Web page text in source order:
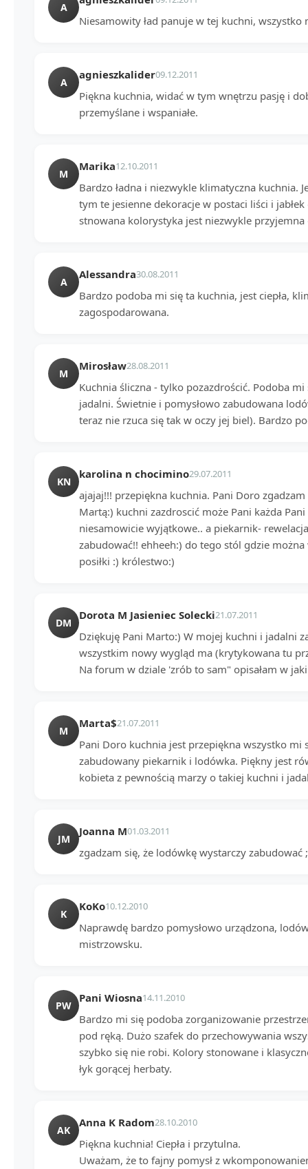
A
Niesamowity ład panuje w tej kuchni, wszystko
A
agnieszkalider09.12.2011
Piękna kuchnia, widać w tym wnętrzu pasję i
przemyślane i wspaniałe.
M
Marika12.10.2011
Bardzo ładna i niezwykle klimatyczna kuchnia.
tym te jesienne dekoracje w postaci liści i
stnowana kolorystyka jest niezwykle przyjemna
A
Alessandra30.08.2011
Bardzo podoba mi się ta kuchnia, jest ciepła,
zagospodarowana.
M
Mirosław28.08.2011
Kuchnia śliczna - tylko pozazdrościć. Podoba
jadalni. Świetnie i pomysłowo zabudowana
teraz nie rzuca się tak w oczy jej biel). Bardzo
KN
karolina n chocimino29.07.2011
ajajaj!!! przepiękna kuchnia. Pani Doro
Martą:) kuchni zazdroscić może Pani każda
niesamowicie wyjątkowe.. a piekarnik-
zabudować!! ehheeh:) do tego stól gdzie
posiłki :) królestwo:)
DM
Dorota M Jasieniec Solecki21.07.2011
Dziękuję Pani Marto:) W mojej kuchni i jadalni
wszystkim nowy wygląd ma (krytykowana tu
Na forum w dziale 'zrób to sam" opisałam w
M
Marta$21.07.2011
Pani Doro kuchnia jest przepiękna wszystko mi
zabudowany piekarnik i lodówka. Piękny jest
kobieta z pewnością marzy o takiej kuchni i
JM
Joanna M01.03.2011
zgadzam się, że lodówkę wystarczy zabudować
K
KoKo10.12.2010
Naprawdę bardzo pomysłowo urządzona,
mistrzowsku.
PW
Pani Wiosna14.11.2010
Bardzo mi się podoba zorganizowanie
pod ręką. Dużo szafek do przechowywania
szybko się nie robi. Kolory stonowane i
łyk gorącej herbaty.
AK
Anna K Radom28.10.2010
Piękna kuchnia! Ciepła i przytulna.
Uważam, że to fajny pomysł z